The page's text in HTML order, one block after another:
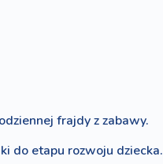
frajdy z zabawy.
do etapu rozwoju dziecka.